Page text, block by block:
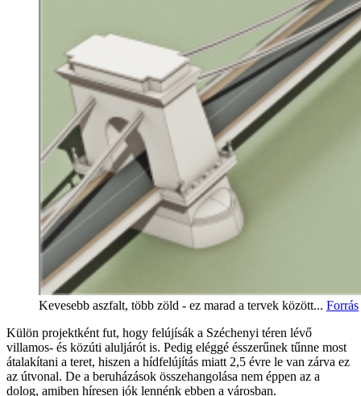
Kevesebb aszfalt, több zöld - ez marad a tervek között... Forrás
Külön projektként fut, hogy felújísák a Széchenyi téren lévő
villamos- és közúti aluljárót is. Pedig eléggé ésszerűnek tűnne most
átalakítani a teret, hiszen a hídfelújítás miatt 2,5 évre le van zárva ez
az útvonal. De a beruházások összehangolása nem éppen az a
dolog, amiben híresen jók lennénk ebben a városban.